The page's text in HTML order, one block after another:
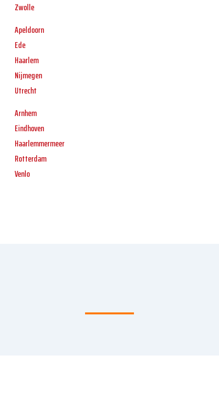
Zwolle
Apeldoorn
Ede
Haarlem
Nijmegen
Utrecht
Arnhem
Eindhoven
Haarlemmermeer
Rotterdam
Venlo